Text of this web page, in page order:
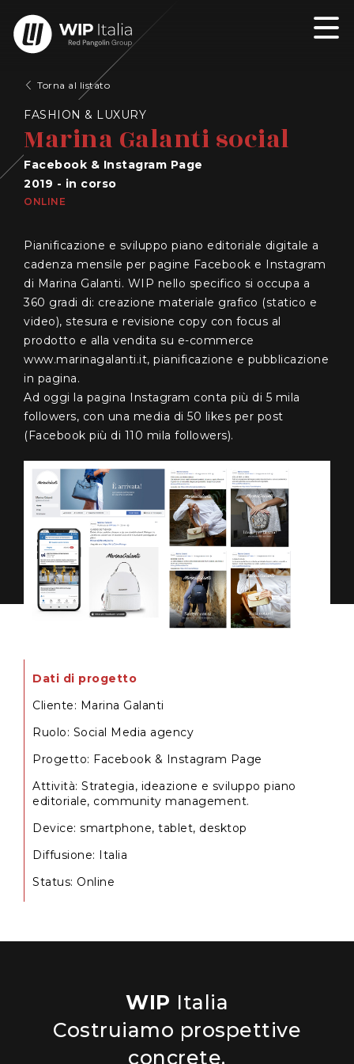
Torna al listato
FASHION & LUXURY
Marina Galanti social
Facebook & Instagram Page
2019 - in corso
ONLINE
Pianificazione e sviluppo piano editoriale digitale a
cadenza mensile per pagine Facebook e Instagram
di Marina Galanti. WIP nello specifico si occupa a
360 gradi di: creazione materiale grafico (statico e
video), stesura e revisione copy con focus al
prodotto e alla vendita su e-commerce
www.marinagalanti.it, pianificazione e pubblicazione
in pagina.
Ad oggi la pagina Instagram conta più di 5 mila
followers, con una media di 50 likes per post
(Facebook più di 110 mila followers).
Dati di progetto
Cliente: Marina Galanti
Ruolo: Social Media agency
Progetto: Facebook & Instagram Page
Attività: Strategia, ideazione e sviluppo piano
editoriale, community management.
Device: smartphone, tablet, desktop
Diffusione: Italia
Status: Online
WIP Italia
Costruiamo prospettive
concrete.